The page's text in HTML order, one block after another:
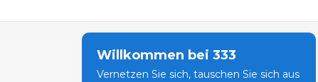
Willkommen bei 333
Vernetzen Sie sich, tauschen Sie sich aus